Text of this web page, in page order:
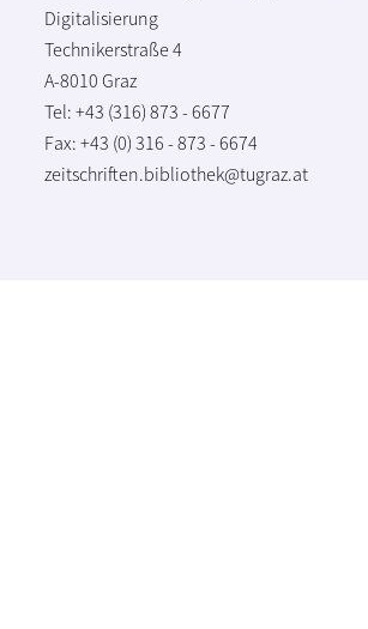
Digitalisierung
Technikerstraße 4
A-8010 Graz
Tel: +43 (316) 873 - 6677
Fax: +43 (0) 316 - 873 - 6674
zeitschriften.bibliothek@tugraz.at